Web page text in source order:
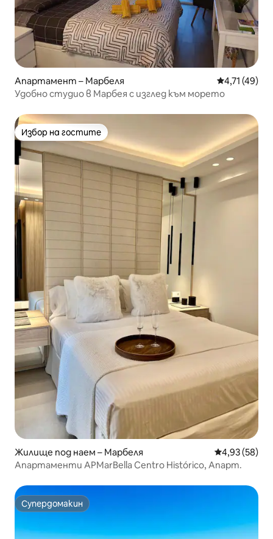
Апартамент – Марбеля Средна
4,71 (49)
Удобно студио в Марбея с изглед към морето
Избор на гостите
Избор на гостите
Жилище под наем – Марбеля Средна
4,93 (58)
Апартаменти APMarBella Centro Histórico, Апарт.
Супердомакин
Супердомакин